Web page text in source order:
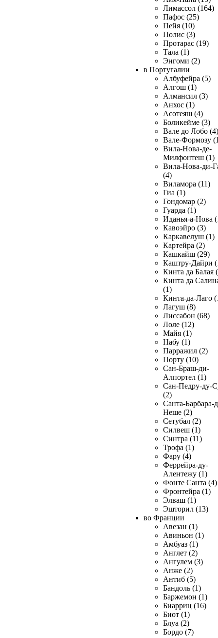
Лимассол (164)
Пафос (25)
Пейя (10)
Полис (3)
Протарас (19)
Тала (1)
Энгоми (2)
в Португалии
Албуфейра (5)
Алгош (1)
Алмансил (3)
Анхос (1)
Асотеяш (4)
Боликейме (3)
Вале до Лобо (4)
Вале-Формозу
Вила-Нова-де-
Милфонтеш (1)
Вила-Нова-ди-
(4)
Виламора (11)
Гиа (1)
Гондомар (2)
Гуарда (1)
Иданья-а-Нова
Кавоэйро (3)
Каркавелуш (1)
Картейра (2)
Кашкайш (29)
Каштру-Дайри
Кинта да Балая
Кинта да
(1)
Кинта-да-Лаго
Лагуш (8)
Лиссабон (68)
Лоле (12)
Майя (1)
Набу (1)
Парражил (2)
Порту (10)
Сан-Браш-ди-
Алпортел (1)
Сан-Педру-ду-
(2)
Санта-Барбара-
Неше (2)
Сетубал (2)
Силвеш (1)
Синтра (11)
Трофа (1)
Фару (4)
Феррейра-ду-
Алентежу (1)
Фонте Санта (4)
Фронтейра (1)
Элваш (1)
Эшторил (13)
во Франции
Авезан (1)
Авиньон (1)
Амбуаз (1)
Англет (2)
Ангулем (3)
Анже (2)
Антиб (5)
Бандоль (1)
Баржемон (1)
Биарриц (16)
Биот (1)
Блуа (2)
Бордо (7)